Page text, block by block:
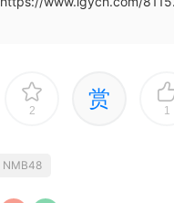
2 赏 1
NMB48